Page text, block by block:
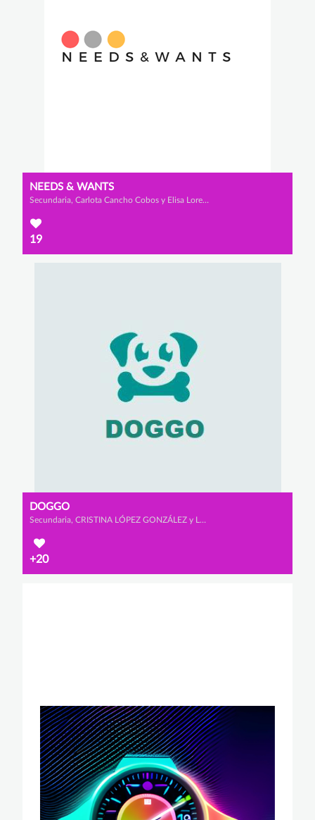
NEEDS & WANTS
Secundaria, Carlota Cancho Cobos y Elisa Lorenzo Ortega
19
DOGGO
Secundaria, CRISTINA LÓPEZ GONZÁLEZ y LUCIANA SACO DÍAZ
+20